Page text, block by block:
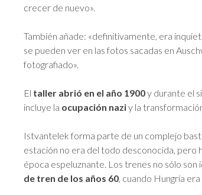
crecer de nuevo».
También añade: «definitivamente, era
se pueden ver en las fotos sacadas en
fotografiado».
El taller abrió en el año 1900y durante el
incluye la ocupación naziy la
Istvantelek forma parte de un complejo
estación no era del todo desconocida, pero
época espeluznante. Los trenes no sólo
de tren de los años 60, cuando Hungría